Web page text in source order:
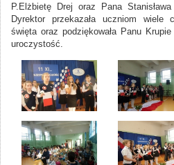
P.Elżbietę Drej oraz Pana
Dyrektor przekazała uczniom wiele
święta oraz podziękowała Panu
uroczystość.